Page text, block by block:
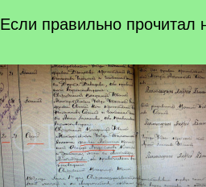
Если правильно прочитал